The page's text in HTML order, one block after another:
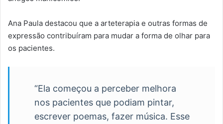
Ana Paula destacou que a arteterapia e outras formas de
expressão contribuíram para mudar a forma de olhar para
os pacientes.
“Ela começou a perceber melhora
nos pacientes que podiam pintar,
escrever poemas, fazer música. Esse